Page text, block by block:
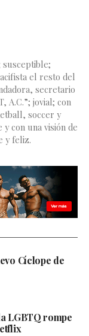
susceptible;
el resto del
secretario
A.C.”; jovial; con
soccer y
con una visión de
y feliz.
Cíclope de
LGBTQ rompe